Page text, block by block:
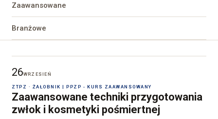
Zaawansowane
Branżowe
26WRZESIEŃ
ZTPZ · ŻAŁOBNIK | PPZP - KURS ZAAWANSOWANY
Zaawansowane techniki przygotowania
zwłok i kosmetyki pośmiertnej